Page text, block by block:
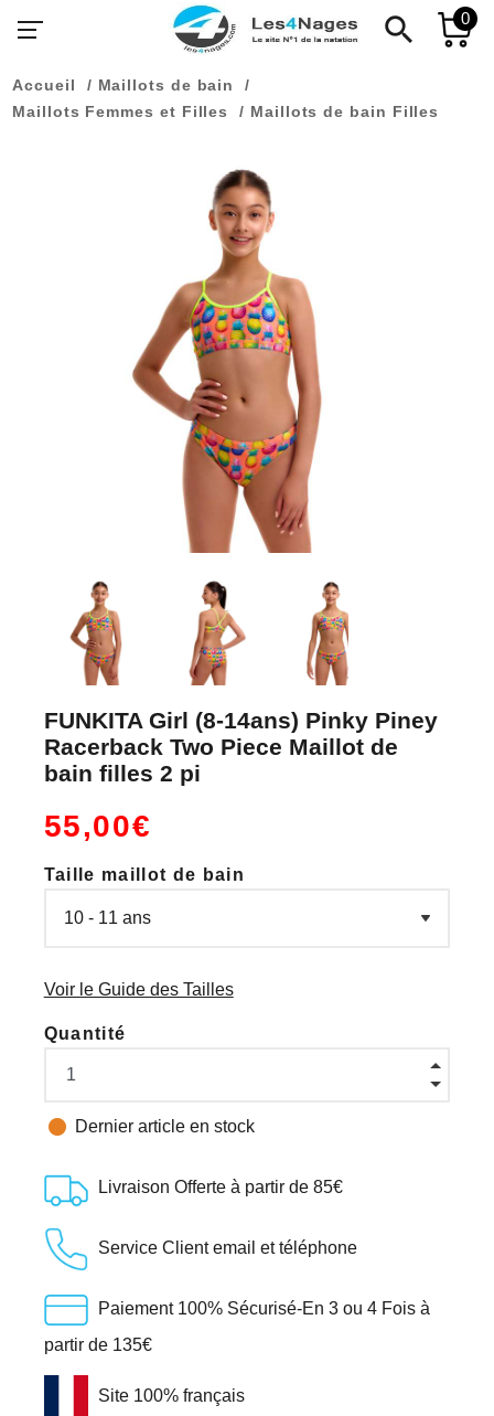
search 0
Accueil
Maillots de bain
Maillots Femmes et Filles
Maillots de bain Filles
FUNKITA Girl (8-14ans) Pinky Piney
Racerback Two Piece Maillot de
bain filles 2 pi
55,00€
Taille maillot de bain
Voir le Guide des Tailles
Quantité
 Dernier article en stock
Livraison Offerte à partir de 85€
Service Client email et téléphone
Paiement 100% Sécurisé-En 3 ou 4 Fois à
partir de 135€
Site 100% français